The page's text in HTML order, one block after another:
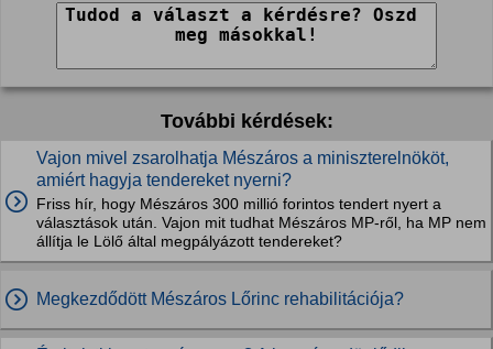
További kérdések:
Vajon mivel zsarolhatja Mészáros a miniszterelnököt,
amiért hagyja tendereket nyerni?
Friss hír, hogy Mészáros 300 millió forintos tendert nyert a
választások után. Vajon mit tudhat Mészáros MP-ről, ha MP nem
állítja le Lölő által megpályázott tendereket?
Megkezdődött Mészáros Lőrinc rehabilitációja?